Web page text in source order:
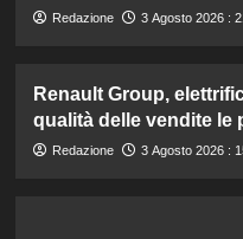
Redazione 3 Agosto 2026 :
Renault Group,
qualità delle vendite le
Redazione 3 Agosto 2026 :